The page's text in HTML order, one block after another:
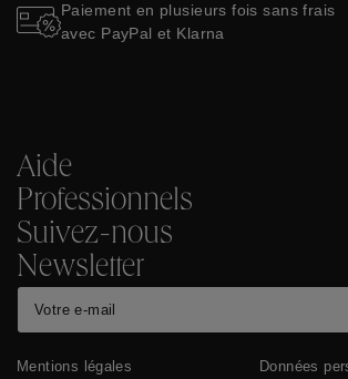
Paiement en plusieurs fois sans frais
avec PayPal et Klarna
Aide
Professionnels
Suivez-nous
Newsletter
Mentions légales Données